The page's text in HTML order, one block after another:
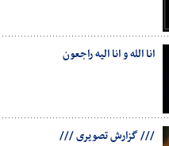
انا الله و انا الیه راجعون
/// گزارش تصویری ///